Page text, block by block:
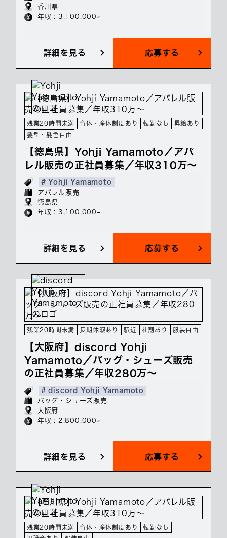
香川県
年収 : 3,100,000~
詳細を見る 応募する
残業20時間未満 育休・産休制度あり 転勤なし
昇給あり
髪型・髪色自由
【徳島県】Yohji Yamamoto／アパ
レル販売の正社員募集／年収310万～
# Yohji Yamamoto
アパレル販売
徳島県
年収 : 3,100,000~
詳細を見る 応募する
残業20時間未満 長期休暇あり 駅近 社割あり 服装自由
【大阪府】discord Yohji
Yamamoto／バッグ・シューズ販売
の正社員募集／年収280万～
# discord Yohji Yamamoto
バッグ・シューズ販売
大阪府
年収 : 2,800,000~
詳細を見る 応募する
残業20時間未満 育休・産休制度あり
転勤なし